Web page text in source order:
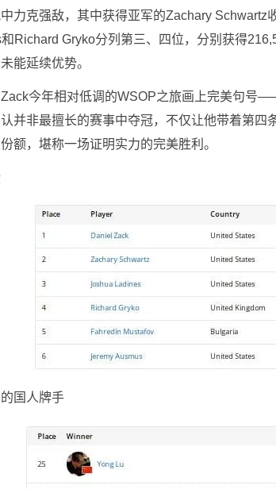
力克强敌，其中获得亚军的Zachary Schwartz
Richard Gryko分列第三、四位，分别获得
能延续优势。
今年相对低调的WSOP之旅画上完美句号
并非最擅长的赛事中夺冠，不仅让他带着第四
额，堪称一场证明实力的完美胜利。
国人牌手